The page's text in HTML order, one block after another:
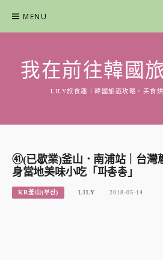
content
MENU
我在前往韓國
LILY旅食趣｜韓國旅遊攻略。美食
㊶(已歇業)釜山．南浦站｜台灣
身當地美味小吃「파총총」
KR釜山(부산) LILY 2018-05-14